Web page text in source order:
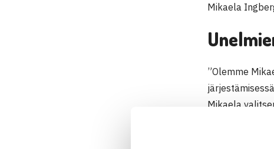
Mikaela
”Olemme
Mikaela
”arvonnan